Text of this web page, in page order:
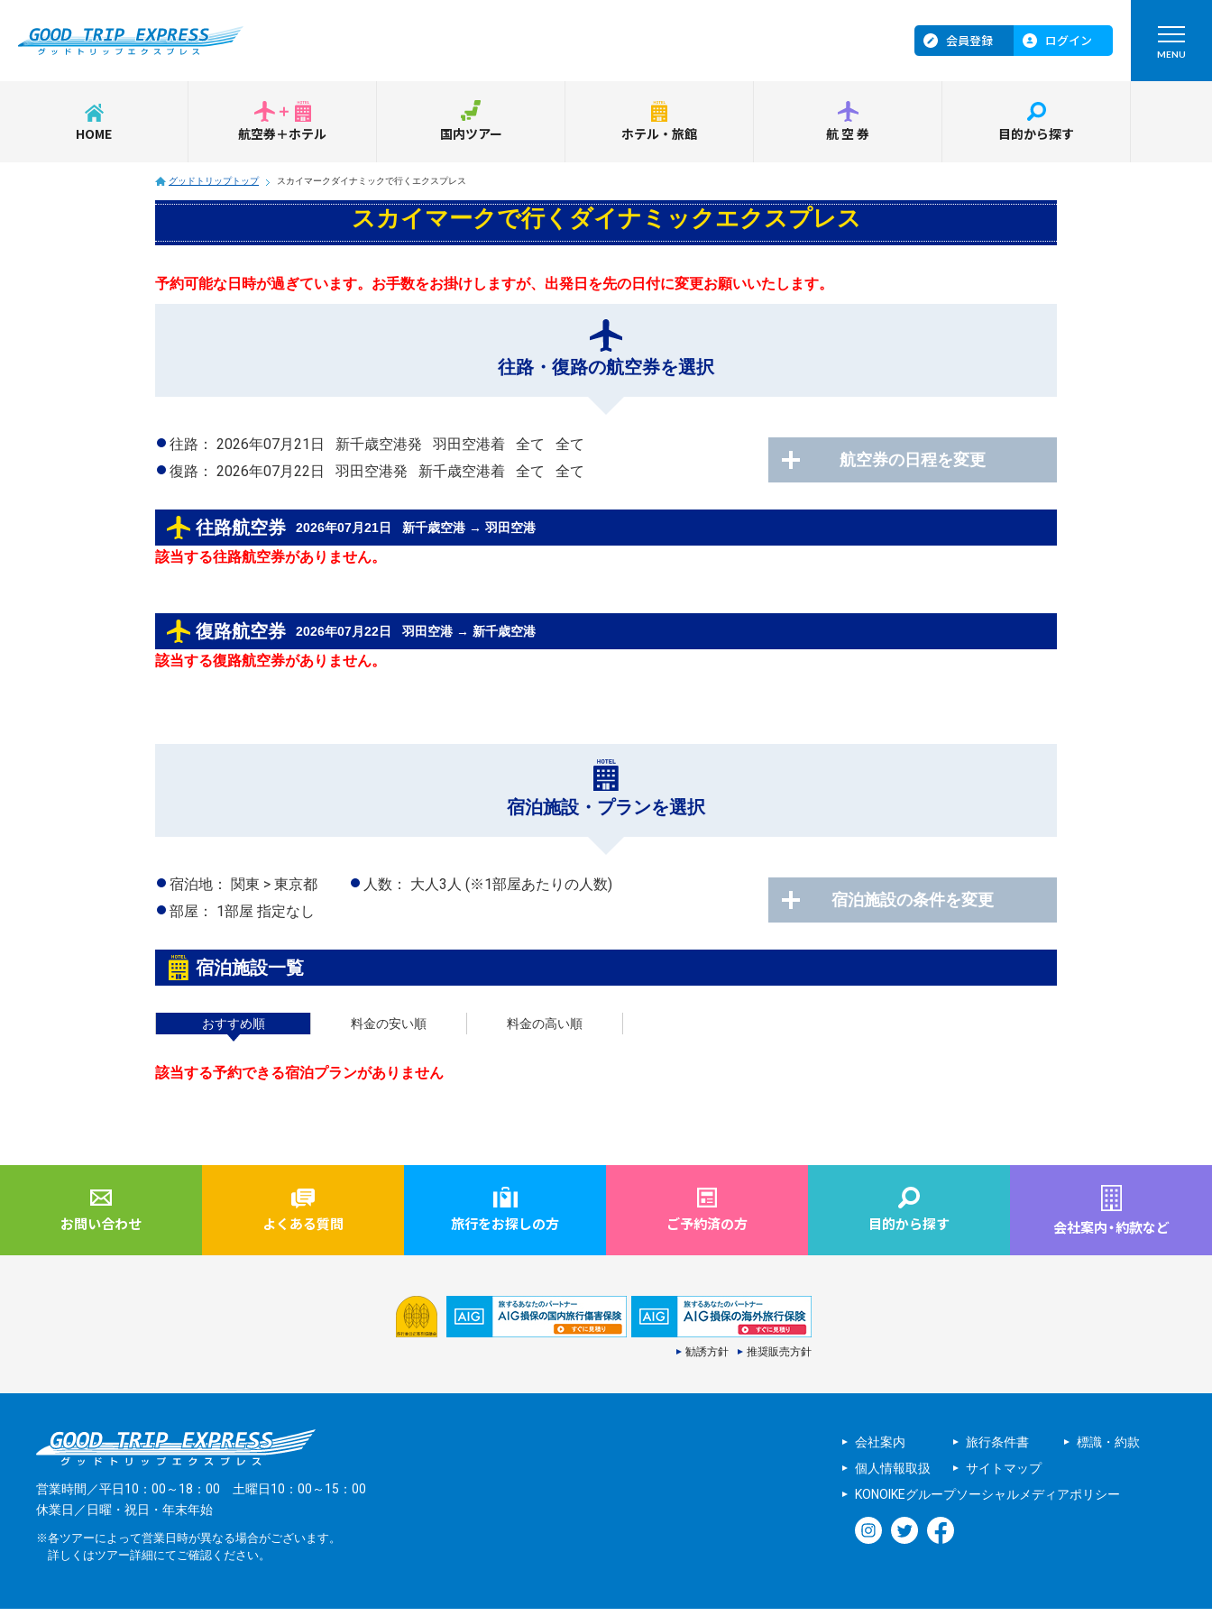
会員登録 ログイン
MENU
HOME 航空券＋ホテル 国内ツアー ホテル・旅館 航空券 目的から探す
グッドトリップトップ スカイマークダイナミックで行くエクスプレス
スカイマークで行くダイナミックエクスプレス
予約可能な日時が過ぎています。お手数をお掛けしますが、出発日を先の日付に変更お願いいたします。
往路・復路の航空券を選択
往路： 2026年07月21日 新千歳空港発 羽田空港着 全て
全て
復路： 2026年07月22日 羽田空港発 新千歳空港着 全て 全て
航空券の日程を変更
往路航空券 2026年07月21日 新千歳空港 → 羽田空港
該当する往路航空券がありません。
復路航空券 2026年07月22日 羽田空港 → 新千歳空港
該当する復路航空券がありません。
宿泊施設・プランを選択
宿泊地： 関東 > 東京都 人数： 大人3人 (※1部屋あたりの人数)
部屋：
1部屋 指定なし
宿泊施設の条件を変更
宿泊施設一覧
おすすめ順 料金の安い順 料金の高い順
該当する予約できる宿泊プランがありません
お問い合わせ よくある質問 旅行をお探しの方 ご予約済の方 目的から探す 会社案内・約款など
勧誘方針 推奨販売方針
営業時間／平日10：00～18：00 土曜日10：00～15：00
休業日／日曜・祝日・年末年始
※各ツアーによって営業日時が異なる場合がございます。
詳しくはツアー詳細にてご確認ください。
会社案内 旅行条件書
標識・約款
個人情報取扱
サイトマップ
KONOIKEグループソーシャルメディアポリシー